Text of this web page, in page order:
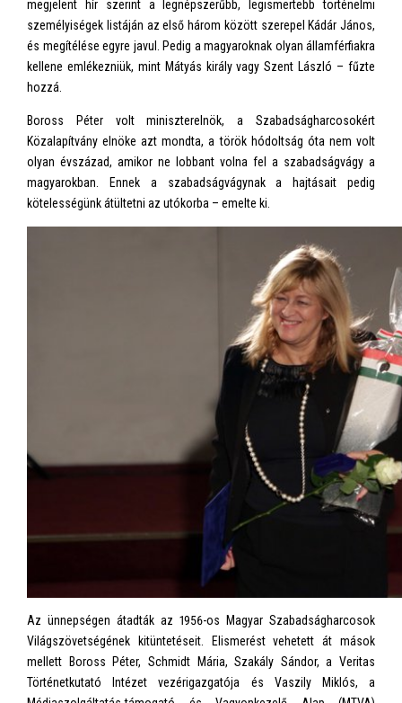
megjelent hír szerint a legnépszerűbb, legismertebb történelmi
személyiségek listáján az első három között szerepel Kádár János,
és megítélése egyre javul. Pedig a magyaroknak olyan államférfiakra
kellene emlékezniük, mint Mátyás király vagy Szent László – fűzte
hozzá.
Boross Péter volt miniszterelnök, a Szabadságharcosokért
Közalapítvány elnöke azt mondta, a török hódoltság óta nem volt
olyan évszázad, amikor ne lobbant volna fel a szabadságvágy a
magyarokban. Ennek a szabadságvágynak a hajtásait pedig
kötelességünk átültetni az utókorba – emelte ki.
Az ünnepségen átadták az 1956-os Magyar Szabadságharcosok
Világszövetségének kitüntetéseit. Elismerést vehetett át mások
mellett Boross Péter, Schmidt Mária, Szakály Sándor, a Veritas
Történetkutató Intézet vezérigazgatója és Vaszily Miklós, a